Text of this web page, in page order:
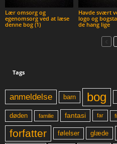
Lær omsorg og
egenomsorg ved at læse
denne bog (1)
Havde svært
logo og
de hang lige
Tags
anmeldelse barn bog
døden familie fantasi far
forfatter
følelser glæde